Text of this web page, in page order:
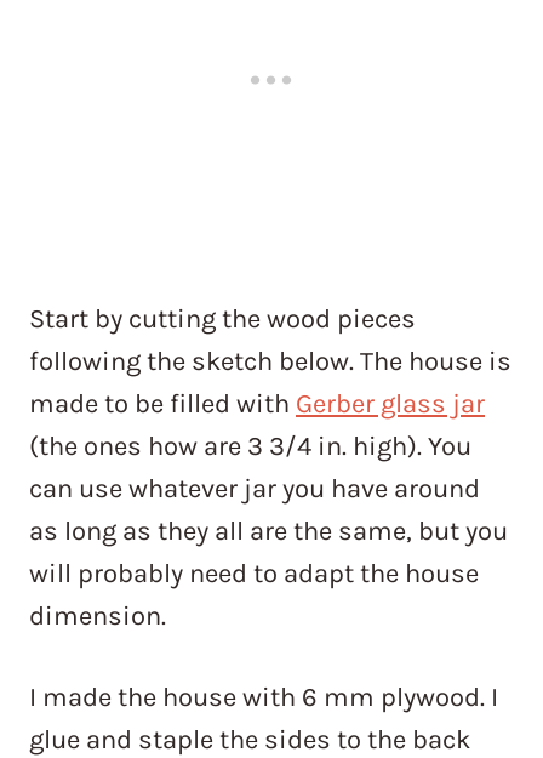
Start by cutting the wood pieces
following the sketch below. The house is
made to be filled with Gerber glass jar
(the ones how are 3 3/4 in. high). You
can use whatever jar you have around
as long as they all are the same, but you
will probably need to adapt the house
dimension.
I made the house with 6 mm plywood. I
glue and staple the sides to the back